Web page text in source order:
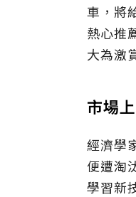
車，將
熱心推
大為激
市場
經濟學
便遭淘
學習新